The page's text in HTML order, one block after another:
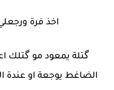
اخذ فرة
گتلة يمعود مو گتلك
الضاغط يوجعة او عندة